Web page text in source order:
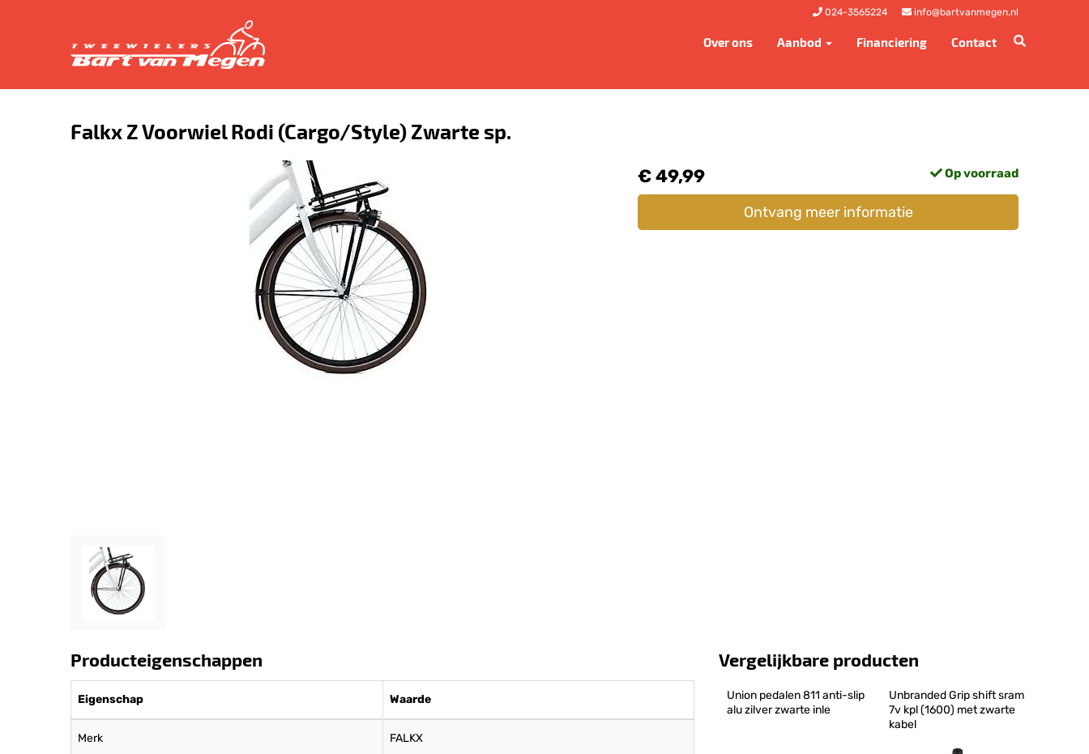
024-3565224 info@bartvanmegen.nl
Over ons Aanbod Financiering Contact
Falkx Z Voorwiel Rodi (Cargo/Style) Zwarte sp.
€ 49,99 Op voorraad
Ontvang meer informatie
Producteigenschappen
Eigenschap Waarde
Merk FALKX
Vergelijkbare producten
Union pedalen 811 anti-slip
alu zilver zwarte inle
Unbranded Grip shift sram
7v kpl (1600) met zwarte
kabel